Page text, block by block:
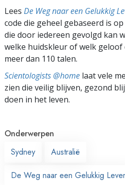
Lees De Weg naar een Gelukkig
code die geheel gebaseerd is
die door iedereen gevolgd kan
welke huidskleur of welk geloof
meer dan 110 talen.
Scientologists @home laat vele
zien die veilig blijven, gezond
doen in het leven.
Onderwerpen
Sydney
Australië
De Weg naar een Gelukkig